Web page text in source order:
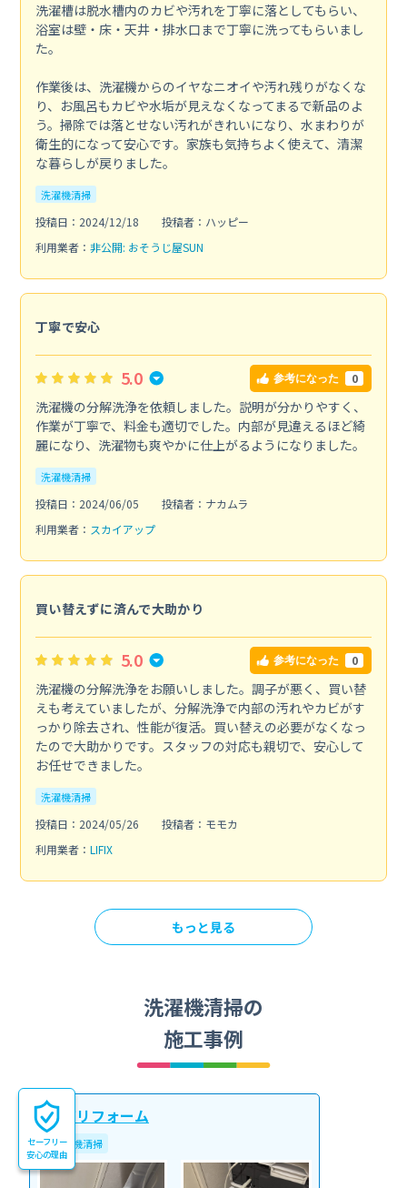
洗濯槽は脱水槽内のカビや汚れを丁寧に落としてもらい、
浴室は壁・床・天井・排水口まで丁寧に洗ってもらいまし
た。
作業後は、洗濯機からのイヤなニオイや汚れ残りがなくな
り、お風呂もカビや水垢が見えなくなってまるで新品のよ
う。掃除では落とせない汚れがきれいになり、水まわりが
衛生的になって安心です。家族も気持ちよく使えて、清潔
な暮らしが戻りました。
洗濯機清掃
投稿日：2024/12/18
投稿者：ハッピー
利用業者： 非公開: おそうじ屋SUN
丁寧で安心
5.0 参考になった 0
洗濯機の分解洗浄を依頼しました。説明が分かりやすく、
作業が丁寧で、料金も適切でした。内部が見違えるほど綺
麗になり、洗濯物も爽やかに仕上がるようになりました。
洗濯機清掃
投稿日：2024/06/05
投稿者：ナカムラ
利用業者： スカイアップ
買い替えずに済んで大助かり
5.0 参考になった 0
洗濯機の分解洗浄をお願いしました。調子が悪く、買い替
えも考えていましたが、分解洗浄で内部の汚れやカビがす
っかり除去され、性能が復活。買い替えの必要がなくなっ
たので大助かりです。スタッフの対応も親切で、安心して
お任せできました。
洗濯機清掃
投稿日：2024/05/26
投稿者：モモカ
利用業者： LIFIX
もっと見る
洗濯機清掃の
施工事例
丸吉リフォーム
洗濯機清掃
セーフリー
安心の理由